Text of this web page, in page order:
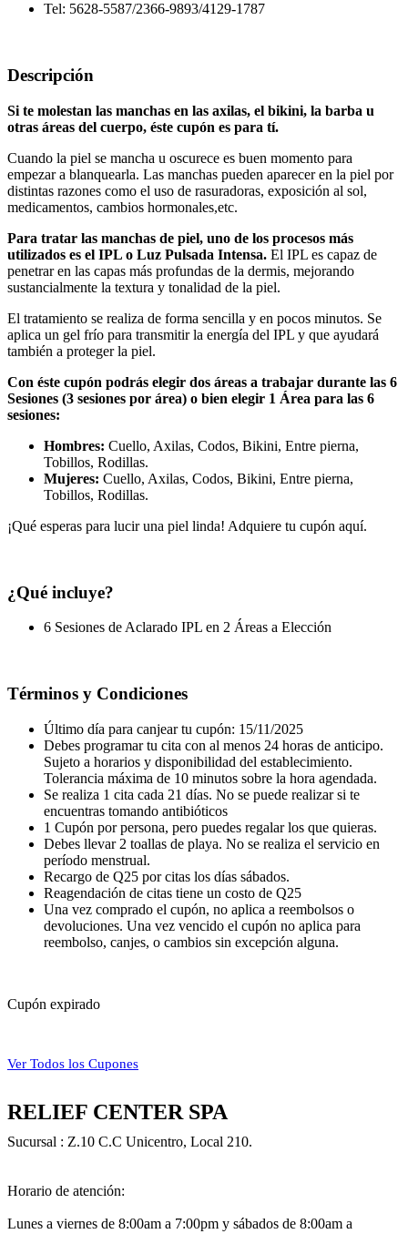
Tel: 5628-5587/2366-9893/4129-1787
Descripción
Si te molestan las manchas en las axilas, el bikini, la barba u
otras áreas del cuerpo, éste cupón es para tí.
Cuando la piel se mancha u oscurece es buen momento para
empezar a blanquearla. Las manchas pueden aparecer en la piel por
distintas razones como el uso de rasuradoras, exposición al sol,
medicamentos, cambios hormonales,etc.
Para tratar las manchas de piel, uno de los procesos más
utilizados es el IPL o Luz Pulsada Intensa. El IPL es capaz de
penetrar en las capas más profundas de la dermis, mejorando
sustancialmente la textura y tonalidad de la piel.
El tratamiento se realiza de forma sencilla y en pocos minutos. Se
aplica un gel frío para transmitir la energía del IPL y que ayudará
también a proteger la piel.
Con éste cupón podrás elegir dos áreas a trabajar durante las 6
Sesiones (3 sesiones por área) o bien elegir 1 Área para las 6
sesiones:
Hombres: Cuello, Axilas, Codos, Bikini, Entre pierna,
Tobillos, Rodillas.
Mujeres: Cuello, Axilas, Codos, Bikini, Entre pierna,
Tobillos, Rodillas.
¡Qué esperas para lucir una piel linda! Adquiere tu cupón aquí.
¿Qué incluye?
6 Sesiones de Aclarado IPL en 2 Áreas a Elección
Términos y Condiciones
Último día para canjear tu cupón: 15/11/2025
Debes programar tu cita con al menos 24 horas de anticipo.
Sujeto a horarios y disponibilidad del establecimiento.
Tolerancia máxima de 10 minutos sobre la hora agendada.
Se realiza 1 cita cada 21 días. No se puede realizar si te
encuentras tomando antibióticos
1 Cupón por persona, pero puedes regalar los que quieras.
Debes llevar 2 toallas de playa. No se realiza el servicio en
período menstrual.
Recargo de Q25 por citas los días sábados.
Reagendación de citas tiene un costo de Q25
Una vez comprado el cupón, no aplica a reembolsos o
devoluciones. Una vez vencido el cupón no aplica para
reembolso, canjes, o cambios sin excepción alguna.
Cupón expirado
Ver Todos los Cupones
RELIEF CENTER SPA
Sucursal : Z.10 C.C Unicentro, Local 210.
Horario de atención:
Lunes a viernes de 8:00am a 7:00pm y sábados de 8:00am a